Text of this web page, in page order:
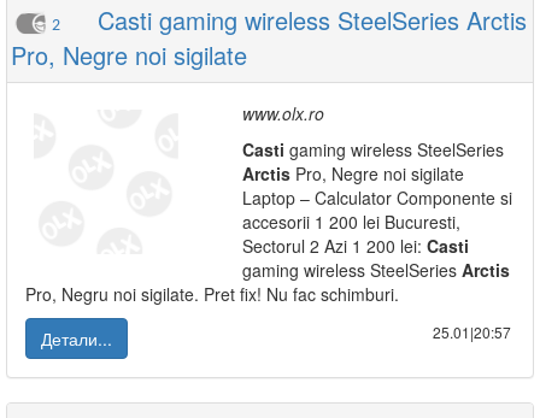
2
Casti gaming wireless SteelSeries Arctis
Pro, Negre noi sigilate
www.olx.ro
Casti gaming wireless SteelSeries
Arctis Pro, Negre noi sigilate
Laptop – Calculator Componente si
accesorii 1 200 lei Bucuresti,
Sectorul 2 Azi 1 200 lei: Casti
gaming wireless SteelSeries Arctis
Pro, Negru noi sigilate. Pret fix! Nu fac schimburi.
Детали...
25.01|20:57